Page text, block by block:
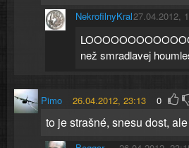
NekrofilnyKral27.04.2012,
než smradlavej
Pimo 26.04.2012, 23:13 0
to je strašné, snesu dost,